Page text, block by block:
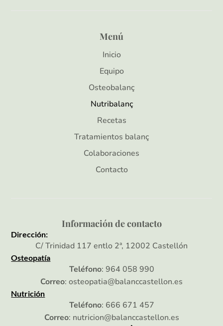
Menú
Inicio
Equipo
Osteobalanç
Nutribalanç
Recetas
Tratamientos balanç
Colaboraciones
Contacto
Información de contacto
Dirección:
C/ Trinidad 117 entlo 2ª, 12002 Castellón
Osteopatía
Teléfono: 964 058 990
Correo: osteopatia@balanccastellon.es
Nutrición
Teléfono: 666 671 457
Correo: nutricion@balanccastellon.es